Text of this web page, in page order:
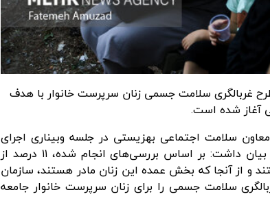
غربالگری سلامت جسمی زنان سرپرست خانوار با هدف
آغاز شده است.
سلامت اجتماعی بهزیستی در جلسه وبیناری اجرای
طرح غربالگری سلامت جسمی زنان سرپرست خانوار بیان داشت: بر اساس بررسی‌های انجام شده، ۱۱ درصد از
و از آنجا که بخش عمده این زنان مادر هستند، سازمان
سلامت جسمی را برای زنان سرپرست خانوار جامعه